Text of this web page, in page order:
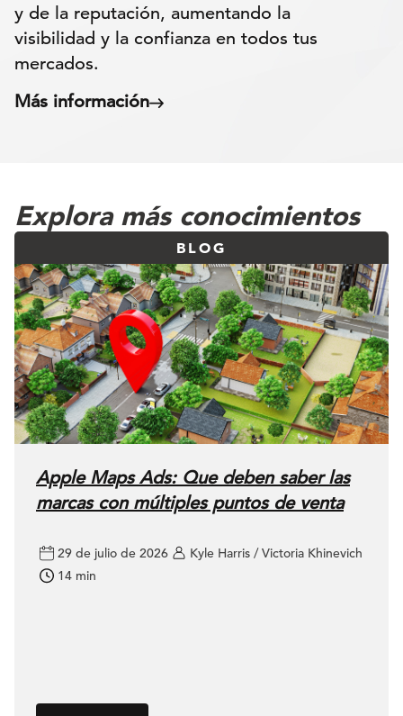
y de la reputación, aumentando la
visibilidad y la confianza en todos tus
mercados.
Más información
Explora más conocimientos
BLOG
Apple Maps Ads: Que deben saber las
marcas con múltiples puntos de venta
29 de julio de 2026
Kyle Harris / Victoria Khinevich
14 min